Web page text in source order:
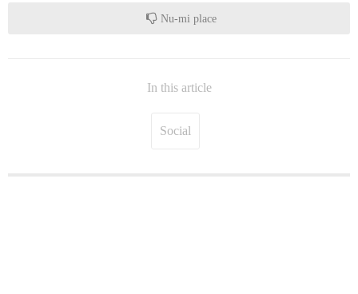
Nu-mi place
In this article
Social